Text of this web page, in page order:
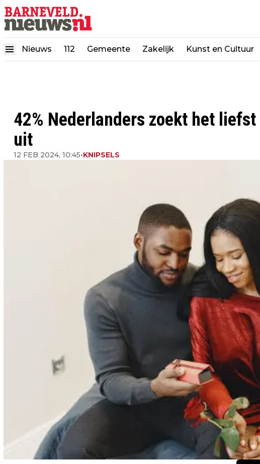
Nieuws 112 Gemeente Zakelijk Kunst en Cultuur
42% Nederlanders zoekt het
uit
12 FEB 2024, 10:45•KNIPSELS